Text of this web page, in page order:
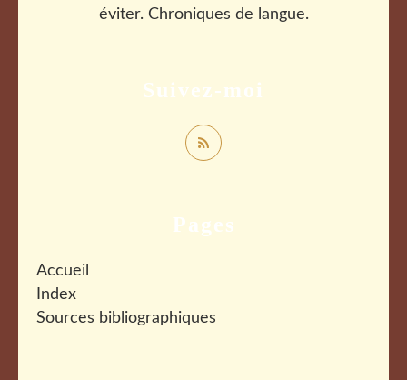
Pages
Accueil
Index
Sources bibliographiques
Suivez-moi
éviter. Chroniques de langue.